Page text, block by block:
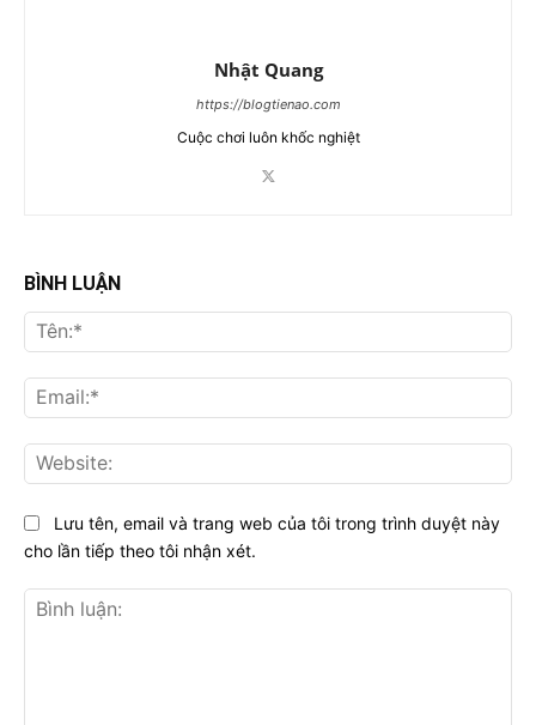
Nhật Quang
https://blogtienao.com
Cuộc chơi luôn khốc nghiệt
BÌNH LUẬN
Lưu tên, email và trang web của tôi trong trình duyệt này
cho lần tiếp theo tôi nhận xét.